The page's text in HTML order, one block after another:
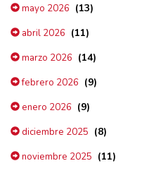
mayo 2026 (13)
abril 2026 (11)
marzo 2026 (14)
febrero 2026 (9)
enero 2026 (9)
diciembre 2025 (8)
noviembre 2025 (11)